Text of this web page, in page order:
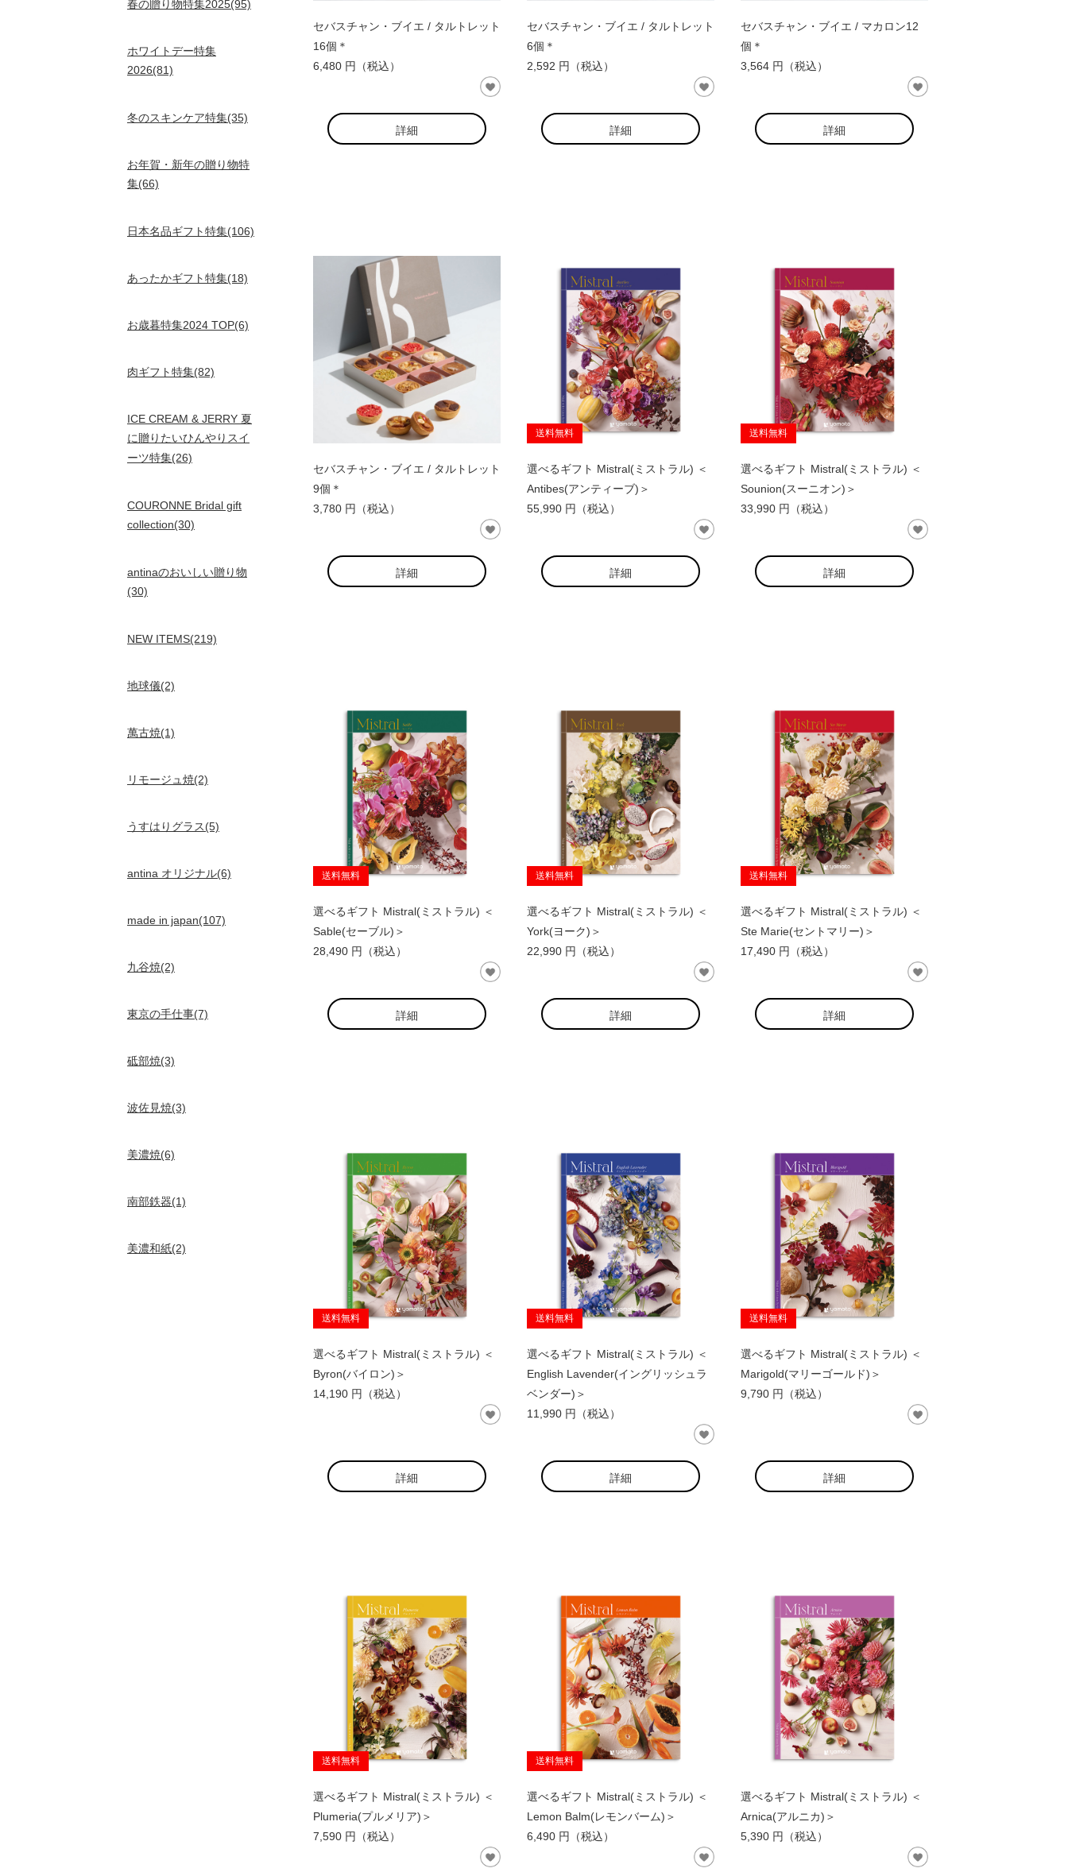
春の贈り物特集2025(95)
ホワイトデー特集
2026(81)
冬のスキンケア特集(35)
お年賀・新年の贈り物特
集(66)
日本名品ギフト特集(106)
あったかギフト特集(18)
お歳暮特集2024 TOP(6)
肉ギフト特集(82)
ICE CREAM & JERRY 夏
に贈りたいひんやりスイ
ーツ特集(26)
COURONNE Bridal gift
collection(30)
antinaのおいしい贈り物
(30)
NEW ITEMS(219)
地球儀(2)
萬古焼(1)
リモージュ焼(2)
うすはりグラス(5)
antina オリジナル(6)
made in japan(107)
九谷焼(2)
東京の手仕事(7)
砥部焼(3)
波佐見焼(3)
美濃焼(6)
南部鉄器(1)
美濃和紙(2)
セバスチャン・ブイエ / タルトレット
16個＊
6,480 円（税込）
詳細
セバスチャン・ブイエ / タルトレット
6個＊
2,592 円（税込）
詳細
セバスチャン・ブイエ / マカロン12
個＊
3,564 円（税込）
詳細
セバスチャン・ブイエ / タルトレット
9個＊
3,780 円（税込）
詳細
送料無料
選べるギフト Mistral(ミストラル) ＜
Antibes(アンティーブ)＞
55,990 円（税込）
詳細
送料無料
選べるギフト Mistral(ミストラル) ＜
Sounion(スーニオン)＞
33,990 円（税込）
詳細
送料無料
選べるギフト Mistral(ミストラル) ＜
Sable(セーブル)＞
28,490 円（税込）
詳細
送料無料
選べるギフト Mistral(ミストラル) ＜
York(ヨーク)＞
22,990 円（税込）
詳細
送料無料
選べるギフト Mistral(ミストラル) ＜
Ste Marie(セントマリー)＞
17,490 円（税込）
詳細
送料無料
選べるギフト Mistral(ミストラル) ＜
Byron(バイロン)＞
14,190 円（税込）
詳細
送料無料
選べるギフト Mistral(ミストラル) ＜
English Lavender(イングリッシュラ
ベンダー)＞
11,990 円（税込）
詳細
送料無料
選べるギフト Mistral(ミストラル) ＜
Marigold(マリーゴールド)＞
9,790 円（税込）
詳細
送料無料
選べるギフト Mistral(ミストラル) ＜
Plumeria(プルメリア)＞
7,590 円（税込）
送料無料
選べるギフト Mistral(ミストラル) ＜
Lemon Balm(レモンバーム)＞
6,490 円（税込）
選べるギフト Mistral(ミストラル) ＜
Arnica(アルニカ)＞
5,390 円（税込）